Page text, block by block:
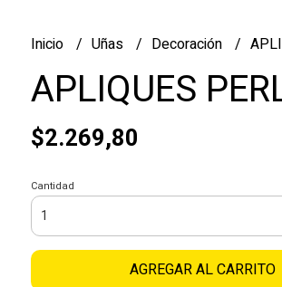
Inicio Uñas Decoración
APLIQUES
$2.269,80
Cantidad
AGREGAR AL CARRITO